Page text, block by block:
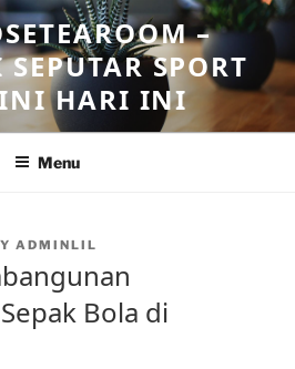
–
SPORT
HARI INI
Menu
ADMINLIL
Bola di